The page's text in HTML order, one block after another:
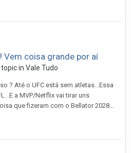
Vem coisa grande por aí
topic in Vale Tudo
? Até o UFC está sem atletas...Essa
a MVP/Netflix vai tirar uns
que fizeram com o Bellator 2028...